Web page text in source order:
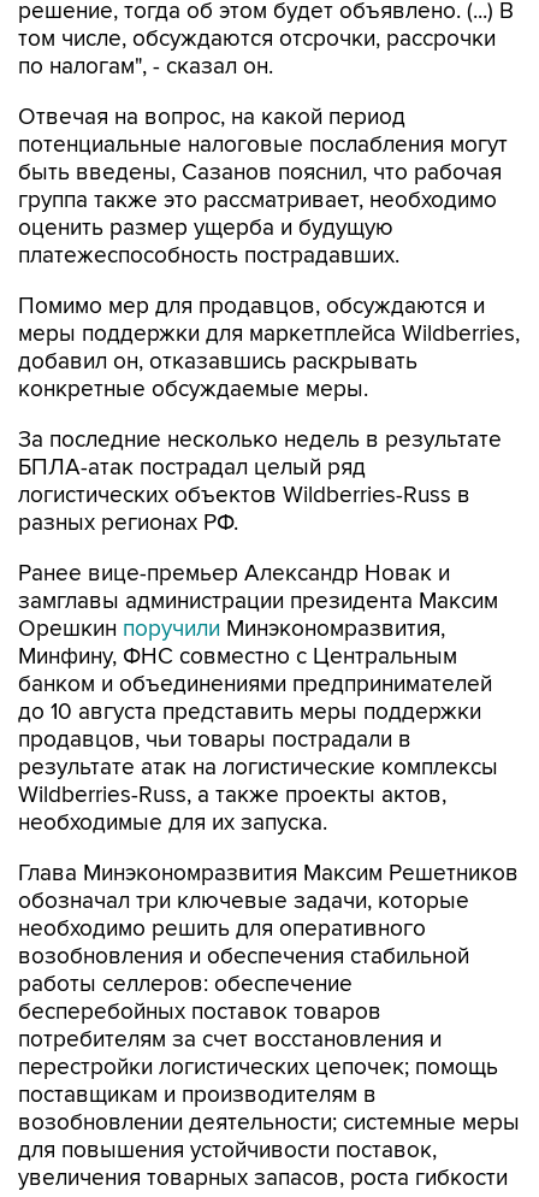
решение, тогда об этом будет объявлено. (...) В
том числе, обсуждаются отсрочки, рассрочки
по налогам", - сказал он.
Отвечая на вопрос, на какой период
потенциальные налоговые послабления могут
быть введены, Сазанов пояснил, что рабочая
группа также это рассматривает, необходимо
оценить размер ущерба и будущую
платежеспособность пострадавших.
Помимо мер для продавцов, обсуждаются и
меры поддержки для маркетплейса Wildberries,
добавил он, отказавшись раскрывать
конкретные обсуждаемые меры.
За последние несколько недель в результате
БПЛА-атак пострадал целый ряд
логистических объектов Wildberries-Russ в
разных регионах РФ.
Ранее вице-премьер Александр Новак и
замглавы администрации президента Максим
Орешкин поручили Минэкономразвития,
Минфину, ФНС совместно с Центральным
банком и объединениями предпринимателей
до 10 августа представить меры поддержки
продавцов, чьи товары пострадали в
результате атак на логистические комплексы
Wildberries-Russ, а также проекты актов,
необходимые для их запуска.
Глава Минэкономразвития Максим Решетников
обозначал три ключевые задачи, которые
необходимо решить для оперативного
возобновления и обеспечения стабильной
работы селлеров: обеспечение
бесперебойных поставок товаров
потребителям за счет восстановления и
перестройки логистических цепочек; помощь
поставщикам и производителям в
возобновлении деятельности; системные меры
для повышения устойчивости поставок,
увеличения товарных запасов, роста гибкости